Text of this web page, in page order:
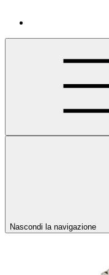
Nascondi la navigazione